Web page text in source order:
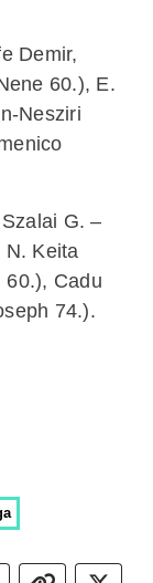
Demir,
60.), E.
Nesziri
G. –
Keita
60.), Cadu
74.).